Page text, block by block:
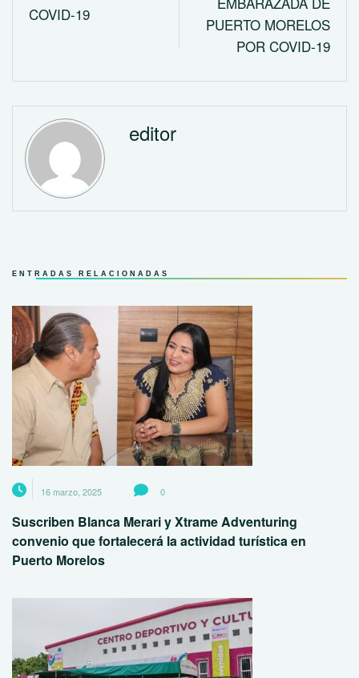
COVID-19
PUERTO MORELOS
POR COVID-19
editor
ENTRADAS RELACIONADAS
16 marzo, 2025 0
Suscriben Blanca Merari y Xtrame Adventuring
convenio que fortalecerá la actividad turística en
Puerto Morelos